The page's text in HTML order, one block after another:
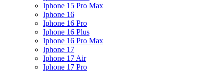
Iphone 15 Pro Max
Iphone 16
Iphone 16 Pro
Iphone 16 Plus
Iphone 16 Pro Max
Iphone 17
Iphone 17 Air
Iphone 17 Pro